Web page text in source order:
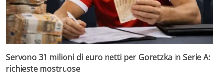
Servono 31 milioni di euro netti per Goretzka in Serie A:
richieste mostruose